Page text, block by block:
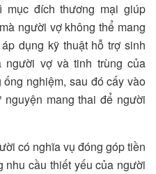
đích thương mại giúp
người vợ không thể mang
dụng kỹ thuật hỗ trợ sinh
vợ và tinh trùng của
nghiệm, sau đó cấy vào
mang thai để người
có nghĩa vụ đóng góp tiền
nhu cầu thiết yếu của người